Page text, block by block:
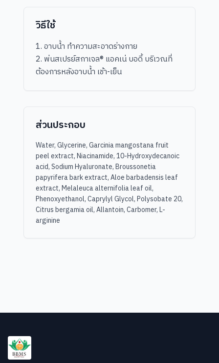
วิธีใช้
1. อาบน้ำ ทำความสะอาดร่างกาย
2. พ่นสเปรย์สกาเจล® แอคเน่ บอดี้ บริเวณที่
ต้องการหลังอาบน้ำ เช้า-เย็น
ส่วนประกอบ
Water, Glycerine, Garcinia mangostana fruit
peel extract, Niacinamide, 10-Hydroxydecanoic
acid, Sodium Hyaluronate, Broussonetia
papyrifera bark extract, Aloe barbadensis leaf
extract, Melaleuca alternifolia leaf oil,
Phenoxyethanol, Caprylyl Glycol, Polysobate 20,
Citrus bergamia oil, Allantoin, Carbomer, L-
arginine